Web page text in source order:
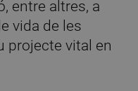
entre altres, a
vida de les
projecte vital en